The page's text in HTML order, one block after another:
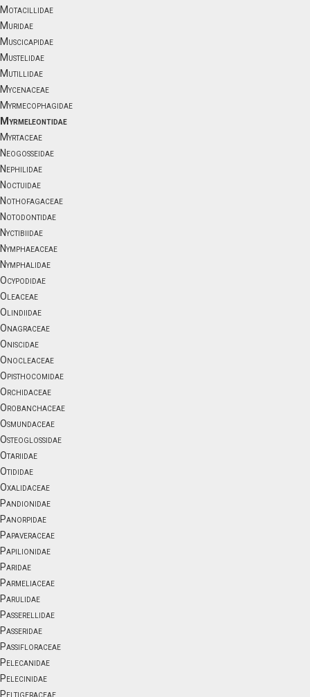
Motacillidae
Muridae
Muscicapidae
Mustelidae
Mutillidae
Mycenaceae
Myrmecophagidae
Myrmeleontidae
Myrtaceae
Neogosseidae
Nephilidae
Noctuidae
Nothofagaceae
Notodontidae
Nyctibiidae
Nymphaeaceae
Nymphalidae
Ocypodidae
Oleaceae
Olindiidae
Onagraceae
Oniscidae
Onocleaceae
Opisthocomidae
Orchidaceae
Orobanchaceae
Osmundaceae
Osteoglossidae
Otariidae
Otididae
Oxalidaceae
Pandionidae
Panorpidae
Papaveraceae
Papilionidae
Paridae
Parmeliaceae
Parulidae
Passerellidae
Passeridae
Passifloraceae
Pelecanidae
Pelecinidae
Peltigeraceae